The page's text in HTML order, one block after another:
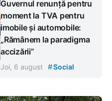
Guvernul renunță pentru
moment la TVA pentru
imobile și automobile:
„Rămânem la paradigma
accizării”
Joi, 6 august #Social